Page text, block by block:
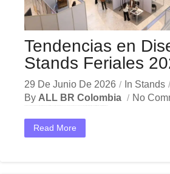
Tendencias en
Stands Feriales
29 De Junio De 2026 In Stands
By ALL BR Colombia No
Read More